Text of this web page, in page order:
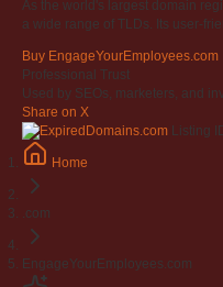
As the world's largest domain
a wide range of TLDs. Its user-
Buy EngageYourEmployees.com
Professional Trust
Used by SEOs, marketers, and
Share on X
Listing
Home
.com
EngageYourEmployees.com